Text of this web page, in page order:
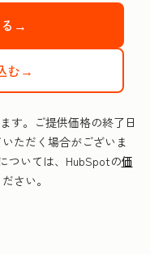
→
む→
す。ご提供価格の終了日
ただく場合がございま
ついては、HubSpotの価
さい。